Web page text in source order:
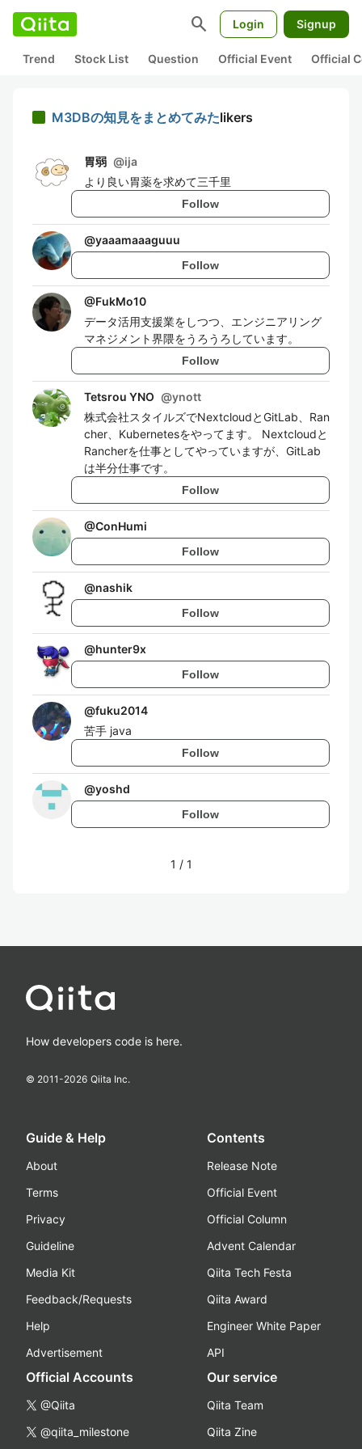
search Login Signup
Trend Stock List Question Official Event Official
M3DBの知見をまとめてみたlikers
胃弱 @ija
より良い胃薬を求めて三千里
Follow
@yaaamaaaguuu
Follow
@FukMo10
データ活用支援業をしつつ、エンジニアリング
マネジメント界隈をうろうろしています。
Follow
Tetsrou YNO @ynott
株式会社スタイルズでNextcloudとGitLab、Ran
cher、Kubernetesをやってます。 Nextcloudと
Rancherを仕事としてやっていますが、GitLab
は半分仕事です。
Follow
@ConHumi
Follow
@nashik
Follow
@hunter9x
Follow
@fuku2014
苦手 java
Follow
@yoshd
Follow
1 / 1
How developers code is here.
© 2011-2026 Qiita Inc.
Guide & Help
About
Terms
Privacy
Guideline
Media Kit
Feedback/Requests
Help
Advertisement
Contents
Release Note
Official Event
Official Column
Advent Calendar
Qiita Tech Festa
Qiita Award
Engineer White Paper
API
Official Accounts
@Qiita
@qiita_milestone
Our service
Qiita Team
Qiita Zine